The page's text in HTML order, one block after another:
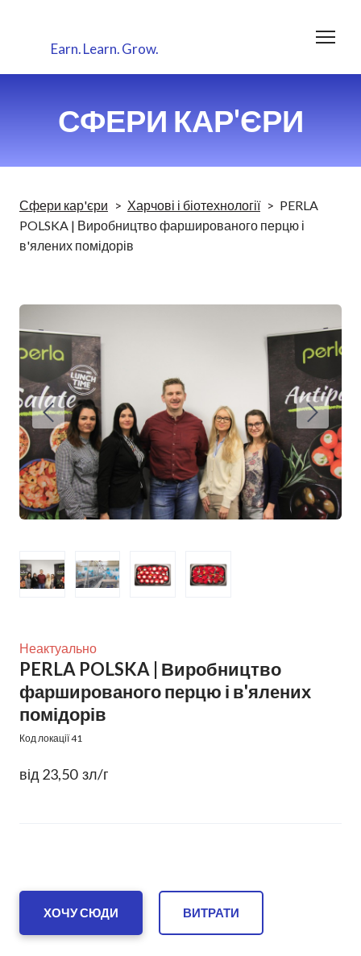
Earn.Learn.Grow.
СФЕРИ КАР'ЄРИ
Сфери кар'єри Харчові і біотехнології
PERLA
POLSKA | Виробництво фаршированого перцю і
в'ялених помідорів
Неактуально
PERLA POLSKA | Виробництво
фаршированого перцю і в'ялених
помідорів
Код локації 41
від 23,50  зл/г
ХОЧУ СЮДИ ВИТРАТИ